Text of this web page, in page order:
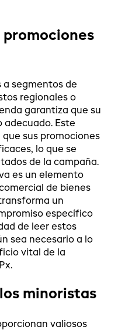
promociones
a segmentos de
regionales o
garantiza que su
adecuado. Este
sus promociones
lo que se
de la campaña.
es un elemento
de bienes
un
específico
de leer estos
sea necesario a lo
vital de la
minoristas
valiosos